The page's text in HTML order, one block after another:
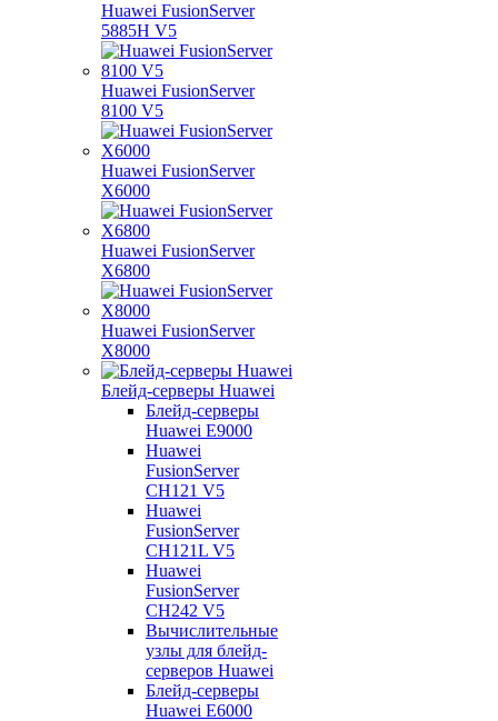
Huawei FusionServer
5885H V5
Huawei FusionServer
8100 V5
Huawei FusionServer
X6000
Huawei FusionServer
X6800
Huawei FusionServer
X8000
Блейд-серверы Huawei
Блейд-серверы
Huawei E9000
Huawei
FusionServer
CH121 V5
Huawei
FusionServer
CH121L V5
Huawei
FusionServer
CH242 V5
Вычислительные
узлы для блейд-
серверов Huawei
Блейд-серверы
Huawei E6000